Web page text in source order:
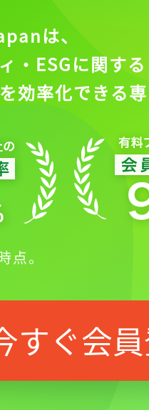
は、
・ESGに関する
効率化できる
。
すぐ会